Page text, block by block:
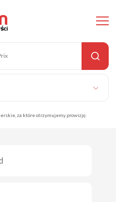
za które otrzymujemy prowizję.